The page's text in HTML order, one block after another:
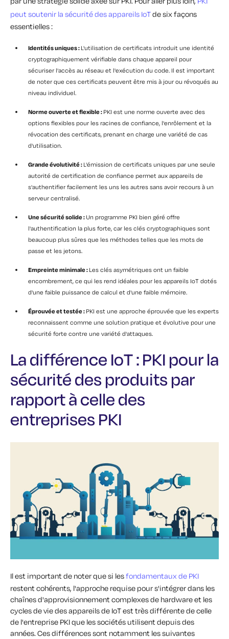
peut soutenir la sécurité des appareils IoTde six façons
essentielles :
Identités uniques : L'utilisation de certificats introduit une identité
cryptographiquement vérifiable dans chaque appareil pour
sécuriser l'accès au réseau et l'exécution du code. Il est important
de noter que ces certificats peuvent être mis à jour ou révoqués au
niveau individuel.
Norme ouverte et flexible : PKI est une norme ouverte avec des
options flexibles pour les racines de confiance, l'enrôlement et la
révocation des certificats, prenant en charge une variété de cas
d'utilisation.
Grande évolutivité : L'émission de certificats uniques par une seule
autorité de certification de confiance permet aux appareils de
s'authentifier facilement les uns les autres sans avoir recours à un
serveur centralisé.
Une sécurité solide : Un programme PKI bien géré offre
l'authentification la plus forte, car les clés cryptographiques sont
beaucoup plus sûres que les méthodes telles que les mots de
passe et les jetons.
Empreinte minimale : Les clés asymétriques ont un faible
encombrement, ce qui les rend idéales pour les appareils IoT dotés
d'une faible puissance de calcul et d'une faible mémoire.
Éprouvée et testée : PKI est une approche éprouvée que les experts
reconnaissent comme une solution pratique et évolutive pour une
sécurité forte contre une variété d'attaques.
La différence IoT : PKI pour la
sécurité des produits par
rapport à celle des
entreprises PKI
Il est important de noter que si lesfondamentaux de PKI
restent cohérents, l'approche requise pour s'intégrer dans les
chaînes d'approvisionnement complexes de hardware et les
cycles de vie des appareils de IoT est très différente de celle
de l'entreprise PKI que les sociétés utilisent depuis des
années. Ces différences sont notamment les suivantes